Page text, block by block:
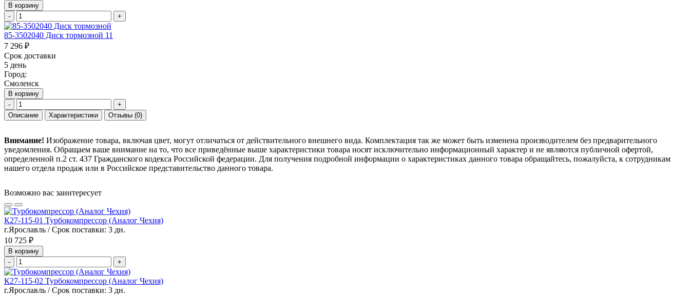
В корзину
-
+
85-3502040 Диск тормозной 11
7 296 ₽
Срок доставки
5 день
Город:
Смоленск
В корзину
-
+
Описание
Характеристики Отзывы (0)
Внимание! Изображение товара, включая цвет, могут отличаться от действительного внешнего вида. Комплектация так же может быть изменена производителем без предварительного
уведомления. Обращаем ваше внимание на то, что все приведённые выше характеристики товара носят исключительно информационный характер и не являются публичной офертой,
определенной п.2 ст. 437 Гражданского кодекса Российской федерации. Для получения подробной информации о характеристиках данного товара обращайтесь, пожалуйста, к сотрудникам
нашего отдела продаж или в Российское представительство данного товара.
Возможно вас заинтересует
К27-115-01 Турбокомпрессор (Аналог Чехия)
г.Ярославль / Срок поставки: 3 дн.
10 725 ₽
В корзину
-
+
К27-115-02 Турбокомпрессор (Аналог Чехия)
г.Ярославль / Срок поставки: 3 дн.